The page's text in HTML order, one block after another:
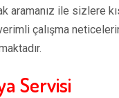
aramanız ile sizlere
çalışma
Servisi